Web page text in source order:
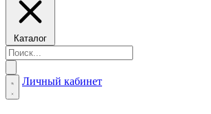
Каталог
Личный кабинет